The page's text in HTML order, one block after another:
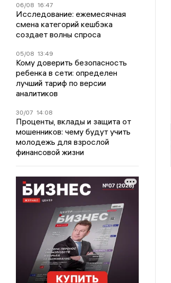
06/08 16:47
Исследование: ежемесячная
смена категорий кешбэка
создает волны спроса
05/08 13:49
Кому доверить безопасность
ребенка в сети: определен
лучший тариф по версии
аналитиков
30/07 14:08
Проценты, вклады и защита от
мошенников: чему будут учить
молодежь для взрослой
финансовой жизни